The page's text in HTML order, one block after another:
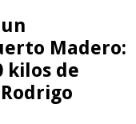
Madero:
kilos de